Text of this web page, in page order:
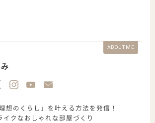
ABOUT ME
想のくらし」を叶える方法を発信！
イクなおしゃれな部屋づくり